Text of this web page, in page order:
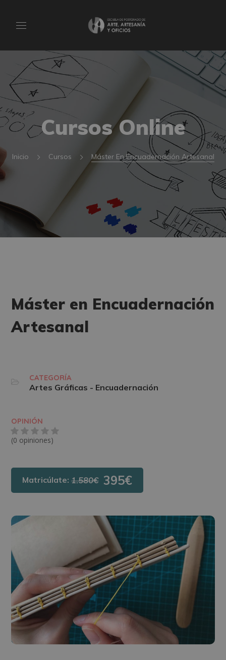
Cursos Online
Inicio Cursos Máster En Encuadernación Artesanal
Máster en Encuadernación
Artesanal
CATEGORÍA
Artes Gráficas - Encuadernación
OPINIÓN
(0 opiniones)
Matricúlate:1.580€ 395€